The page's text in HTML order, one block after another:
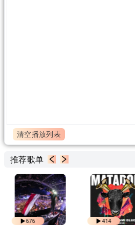
清空播放列表
推荐歌单
676 414